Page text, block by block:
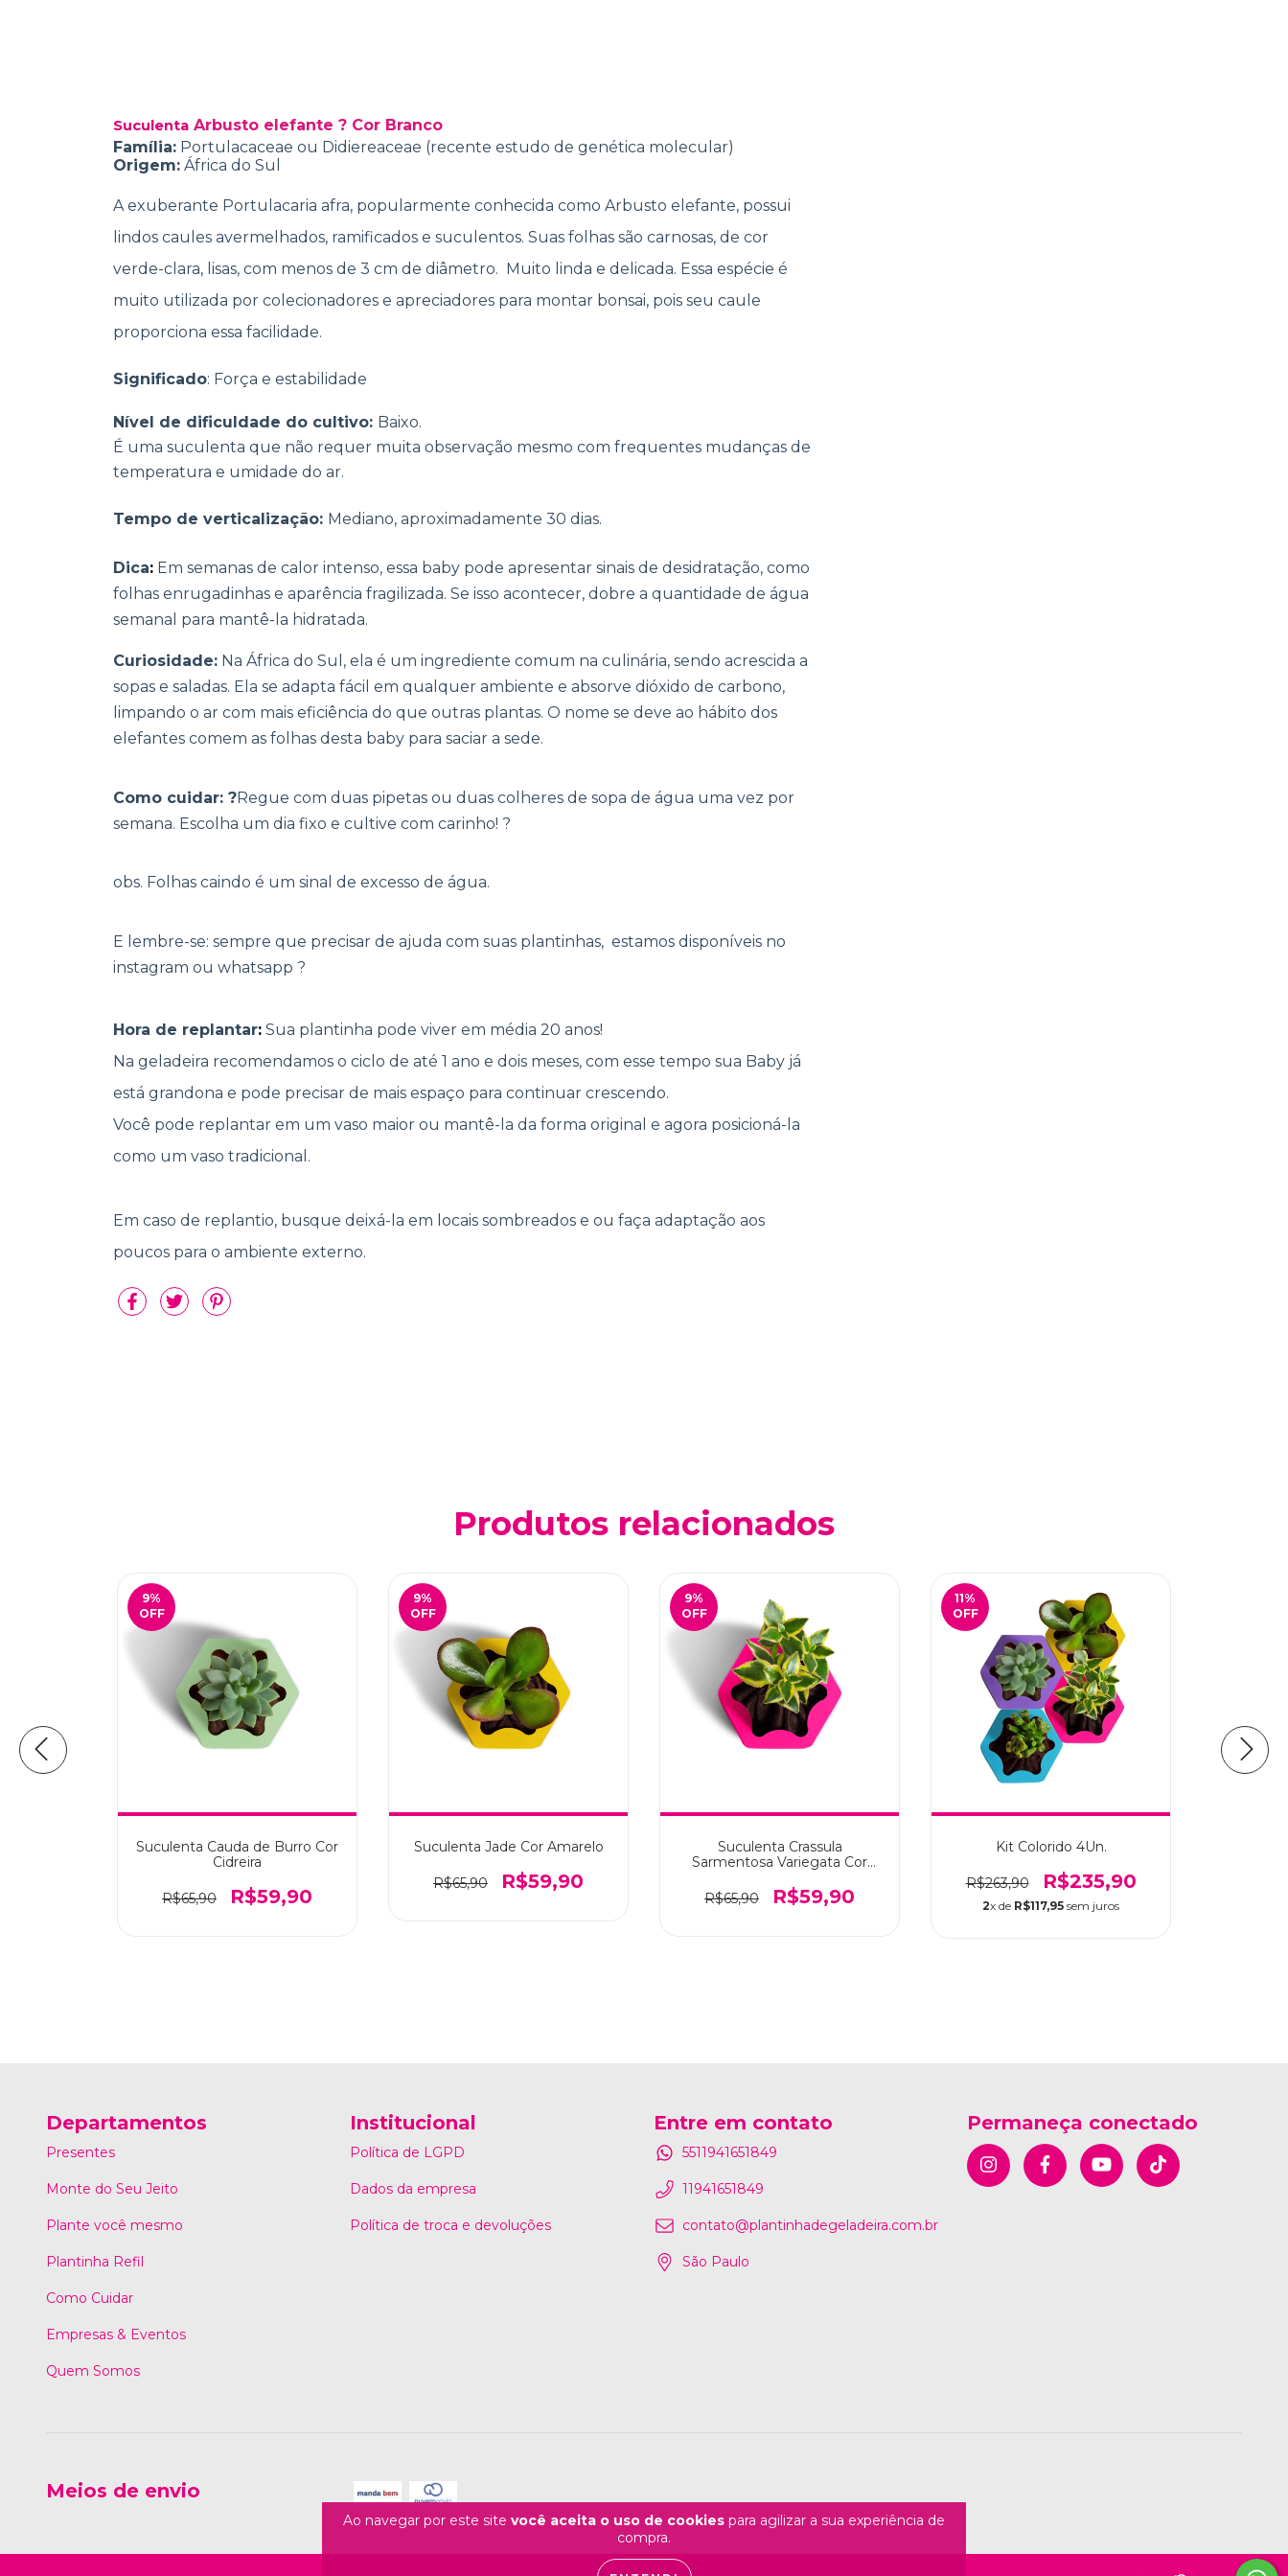
Ao navegar por este site você aceita o uso de cookies para agilizar a sua experiência de
compra.
Suculenta Arbusto elefante ? Cor Branco
Família: Portulacaceae ou Didiereaceae (recente estudo de genética molecular)
Origem: África do Sul
A exuberante Portulacaria afra, popularmente conhecida como Arbusto elefante, possui
lindos caules avermelhados, ramificados e suculentos. Suas folhas são carnosas, de cor
verde-clara, lisas, com menos de 3 cm de diâmetro. Muito linda e delicada. Essa espécie é
muito utilizada por colecionadores e apreciadores para montar bonsai, pois seu caule
proporciona essa facilidade.
Significado: Força e estabilidade
Nível de dificuldade do cultivo: Baixo.
É uma suculenta que não requer muita observação mesmo com frequentes mudanças de
temperatura e umidade do ar.
Tempo de verticalização: Mediano, aproximadamente 30 dias.
Dica: Em semanas de calor intenso, essa baby pode apresentar sinais de desidratação, como
folhas enrugadinhas e aparência fragilizada. Se isso acontecer, dobre a quantidade de água
semanal para mantê-la hidratada.
Curiosidade: Na África do Sul, ela é um ingrediente comum na culinária, sendo acrescida a
sopas e saladas. Ela se adapta fácil em qualquer ambiente e absorve dióxido de carbono,
limpando o ar com mais eficiência do que outras plantas. O nome se deve ao hábito dos
elefantes comem as folhas desta baby para saciar a sede.
Como cuidar: ?Regue com duas pipetas ou duas colheres de sopa de água uma vez por
semana. Escolha um dia fixo e cultive com carinho! ?
obs. Folhas caindo é um sinal de excesso de água.
E lembre-se: sempre que precisar de ajuda com suas plantinhas, estamos disponíveis no
instagram ou whatsapp ?
Hora de replantar: Sua plantinha pode viver em média 20 anos!
Na geladeira recomendamos o ciclo de até 1 ano e dois meses, com esse tempo sua Baby já
está grandona e pode precisar de mais espaço para continuar crescendo.
Você pode replantar em um vaso maior ou mantê-la da forma original e agora posicioná-la
como um vaso tradicional.
Em caso de replantio, busque deixá-la em locais sombreados e ou faça adaptação aos
poucos para o ambiente externo.
Produtos relacionados
9%
OFF
Suculenta Cauda de Burro Cor
Cidreira
R$65,90 R$59,90
9%
OFF
Suculenta Jade Cor Amarelo
R$65,90 R$59,90
9%
OFF
Suculenta Crassula
Sarmentosa Variegata Cor
R$65,90
R$59,90
11%
OFF
Kit Colorido 4Un.
R$263,90 R$235,90
2x de R$117,95 sem juros
Departamentos
Presentes
Monte do Seu Jeito
Plante você mesmo
Plantinha Refil
Como Cuidar
Empresas & Eventos
Quem Somos
Institucional
Política de LGPD
Dados da empresa
Política de troca e devoluções
Entre em contato
5511941651849
11941651849
contato@plantinhadegeladeira.com.br
São Paulo
Permaneça conectado
Meios de envio